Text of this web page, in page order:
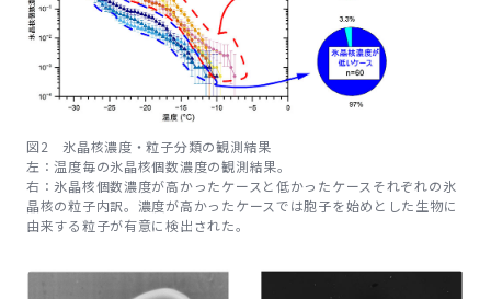
図2 氷晶核濃度・粒子分類の観測結果
左：温度毎の氷晶核個数濃度の観測結果。
右：氷晶核個数濃度が高かったケースと低かったケースそれぞれの氷
晶核の粒子内訳。濃度が高かったケースでは胞子を始めとした生物に
由来する粒子が有意に検出された。